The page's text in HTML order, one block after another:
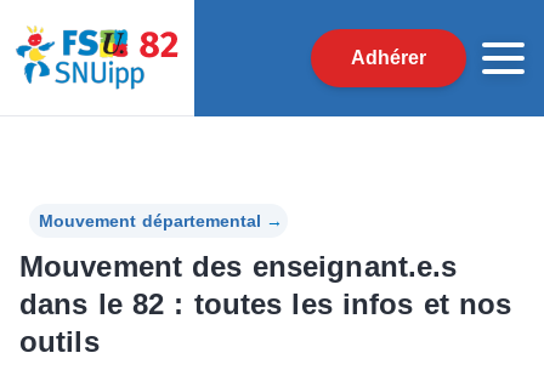
Adhérer
Mouvement départemental →
Mouvement des enseignant.e.s
dans le 82 : toutes les infos et nos
outils